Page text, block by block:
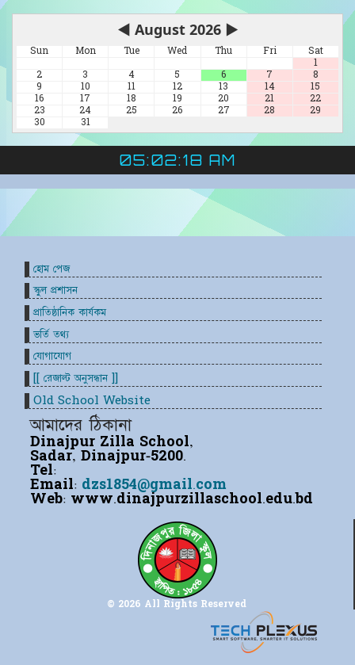
◀ August 2026 ▶
Sun Mon Tue Wed Thu Fri
Sat
1
2
3 4 5 6 7
8
9
10 11 12 13 14
15
16
17 18 19 20 21
22
23
24 25 26 27 28
29
30
31
05:02:19 AM
© 2026 All Rights Reserved
আমাদের ঠিকানা
Dinajpur Zilla School,
Sadar, Dinajpur-5200.
Tel:
Email: dzs1854@gmail.com
Web: www.dinajpurzillaschool.edu.bd
হোম পেজ
স্কুল প্রশাসন
প্রাতিষ্ঠানিক কার্যকম
ভর্তি তথ্য
যোগাযোগ
[[ রেজাল্ট অনুসন্ধান ]]
Old School Website